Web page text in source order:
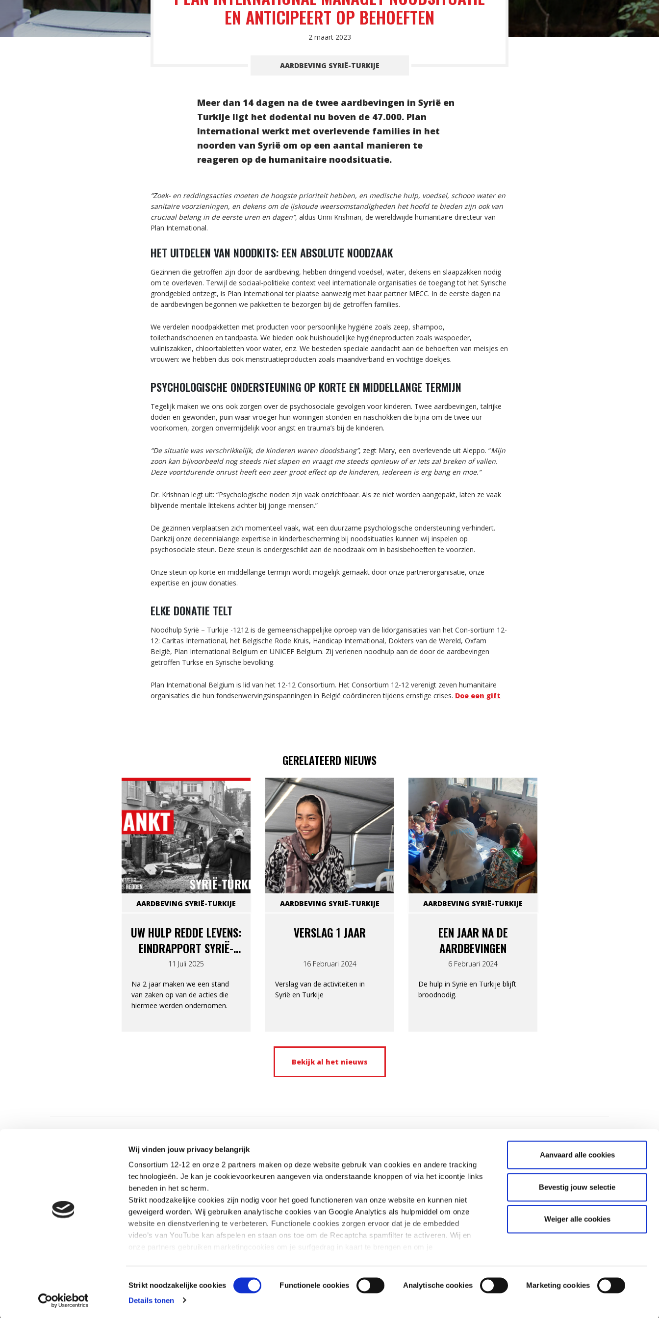
Wij vinden jouw privacy belangrijk
Consortium 12-12 en onze 2 partners maken op deze website gebruik van cookies en andere tracking
technologieën. Je kan je cookievoorkeuren aangeven via onderstaande knoppen of via het icoontje links
beneden in het scherm.
Strikt noodzakelijke cookies zijn nodig voor het goed functioneren van onze website en kunnen niet
geweigerd worden. Wij gebruiken analytische cookies van Google Analytics als hulpmiddel om onze
website en dienstverlening te verbeteren. Functionele cookies zorgen ervoor dat je de embedded
video’s van YouTube kan afspelen en staan ons toe om de Recaptcha spamfilter te activeren. Wij en
onze partners gebruiken marketingcookies om je surfgedrag in kaart te brengen en om je
Strikt noodzakelijke cookies Functionele cookies Analytische cookies
Marketing cookies
Details tonen
Aanvaard alle cookies
Bevestig jouw selectie
Weiger alle cookies
EN ANTICIPEERT OP BEHOEFTEN
2 maart 2023
AARDBEVING SYRIË-TURKIJE
Meer dan 14 dagen na de twee aardbevingen in Syrië en
Turkije ligt het dodental nu boven de 47.000. Plan
International werkt met overlevende families in het
noorden van Syrië om op een aantal manieren te
reageren op de humanitaire noodsituatie.
“Zoek- en reddingsacties moeten de hoogste prioriteit hebben, en medische hulp, voedsel, schoon water en
sanitaire voorzieningen, en dekens om de ijskoude weersomstandigheden het hoofd te bieden zijn ook van
cruciaal belang in de eerste uren en dagen”, aldus Unni Krishnan, de wereldwijde humanitaire directeur van
Plan International.
HET UITDELEN VAN NOODKITS: EEN ABSOLUTE NOODZAAK
Gezinnen die getroffen zijn door de aardbeving, hebben dringend voedsel, water, dekens en slaapzakken nodig
om te overleven. Terwijl de sociaal-politieke context veel internationale organisaties de toegang tot het Syrische
grondgebied ontzegt, is Plan International ter plaatse aanwezig met haar partner MECC. In de eerste dagen na
de aardbevingen begonnen we pakketten te bezorgen bij de getroffen families.
We verdelen noodpakketten met producten voor persoonlijke hygiëne zoals zeep, shampoo,
toilethandschoenen en tandpasta. We bieden ook huishoudelijke hygiëneproducten zoals waspoeder,
vuilniszakken, chloortabletten voor water, enz. We besteden speciale aandacht aan de behoeften van meisjes en
vrouwen: we hebben dus ook menstruatieproducten zoals maandverband en vochtige doekjes.
PSYCHOLOGISCHE ONDERSTEUNING OP KORTE EN MIDDELLANGE TERMIJN
Tegelijk maken we ons ook zorgen over de psychosociale gevolgen voor kinderen. Twee aardbevingen, talrijke
doden en gewonden, puin waar vroeger hun woningen stonden en naschokken die bijna om de twee uur
voorkomen, zorgen onvermijdelijk voor angst en trauma’s bij de kinderen.
“De situatie was verschrikkelijk, de kinderen waren doodsbang”, zegt Mary, een overlevende uit Aleppo. “Mijn
zoon kan bijvoorbeeld nog steeds niet slapen en vraagt me steeds opnieuw of er iets zal breken of vallen.
Deze voortdurende onrust heeft een zeer groot effect op de kinderen, iedereen is erg bang en moe.”
Dr. Krishnan legt uit: “Psychologische noden zijn vaak onzichtbaar. Als ze niet worden aangepakt, laten ze vaak
blijvende mentale littekens achter bij jonge mensen.”
De gezinnen verplaatsen zich momenteel vaak, wat een duurzame psychologische ondersteuning verhindert.
Dankzij onze decennialange expertise in kinderbescherming bij noodsituaties kunnen wij inspelen op
psychosociale steun. Deze steun is ondergeschikt aan de noodzaak om in basisbehoeften te voorzien.
Onze steun op korte en middellange termijn wordt mogelijk gemaakt door onze partnerorganisatie, onze
expertise en jouw donaties.
ELKE DONATIE TELT
Noodhulp Syrië – Turkije -1212 is de gemeenschappelijke oproep van de lidorganisaties van het Con-sortium 12-
12: Caritas International, het Belgische Rode Kruis, Handicap International, Dokters van de Wereld, Oxfam
België, Plan International Belgium en UNICEF Belgium. Zij verlenen noodhulp aan de door de aardbevingen
getroffen Turkse en Syrische bevolking.
Plan International Belgium is lid van het 12-12 Consortium. Het Consortium 12-12 verenigt zeven humanitaire
organisaties die hun fondsenwervingsinspanningen in België coördineren tijdens ernstige crises. Doe een gift
GERELATEERD NIEUWS
UW HULP REDDE LEVENS:
EINDRAPPORT SYRIË-
TURKIJE 12-12
11 Juli 2025
Na 2 jaar maken we een stand
van zaken op van de acties die
hiermee werden ondernomen.
AARDBEVING SYRIË-TURKIJE
VERSLAG 1 JAAR
16 Februari 2024
Verslag van de activiteiten in
Syrië en Turkije
AARDBEVING SYRIË-TURKIJE
EEN JAAR NA DE
AARDBEVINGEN
6 Februari 2024
De hulp in Syrië en Turkije blijft
broodnodig.
AARDBEVING SYRIË-TURKIJE
Bekijk al het nieuws
OVER CONSORTIUM 12-12
organisaties die hun fondsenwerving in België
coördineren tijdens ernstige crises of
natuurrampen in het globale Zuiden.
CONTACT
Noodhulpsituaties)
Liefdadigheidsstraat 43/B, 1210 Brussel
consortium@1212.be
BANKINFORMATIE
IBAN : BE 19 0000 0000 1212
worden gedaan, zijn altijd welkom maar geven
geen recht op een fiscaal attest.